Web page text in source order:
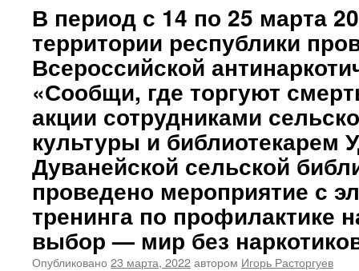
В период с 14 по 25 марта
территории республики
Всероссийской
«Сообщи, где торгуют
акции сотрудниками
культуры и библиотекарем
Дуванейской сельской
проведено мероприятие с
тренинга по профилактике
выбор — мир без
Опубликовано 23 марта, 2022автором Игорь Расторгуев